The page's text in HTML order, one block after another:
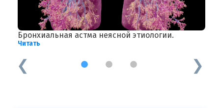
Бронхиальная астма неясной этиологии.
Читать
1 2 3